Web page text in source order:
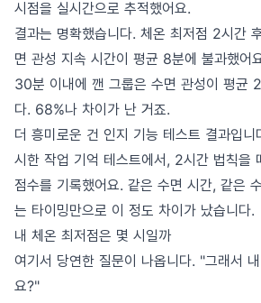
시점을 실시간으로 추적했어요.
결과는 명확했습니다. 체온 최저점 2시간
면 관성 지속 시간이 평균 8분에 불과했어
30분 이내에 깬 그룹은 수면 관성이 평균
다. 68%나 차이가 난 거죠.
더 흥미로운 건 인지 기능 테스트 결과입
시한 작업 기억 테스트에서, 2시간 법칙을
점수를 기록했어요. 같은 수면 시간, 같은
는 타이밍만으로 이 정도 차이가 났습니다.
내 체온 최저점은 몇 시일까
여기서 당연한 질문이 나옵니다. "그래서
요?"